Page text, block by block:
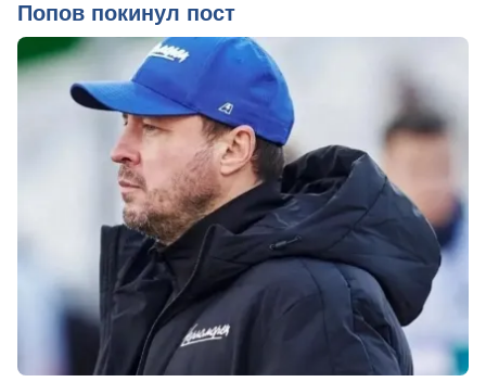
Попов покинул пост